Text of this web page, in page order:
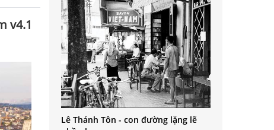
v4.1
Lê Thánh Tôn - con đường lặng lẽ